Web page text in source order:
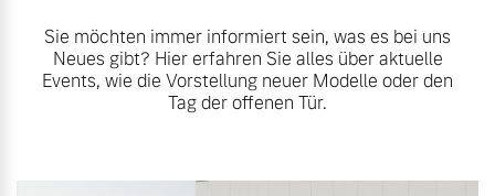
Aktuelle Zubehörangebote
Sie möchten immer informiert sein, was es bei uns
Neues gibt? Hier erfahren Sie alles über aktuelle
Events, wie die Vorstellung neuer Modelle oder den
Tag der offenen Tür.